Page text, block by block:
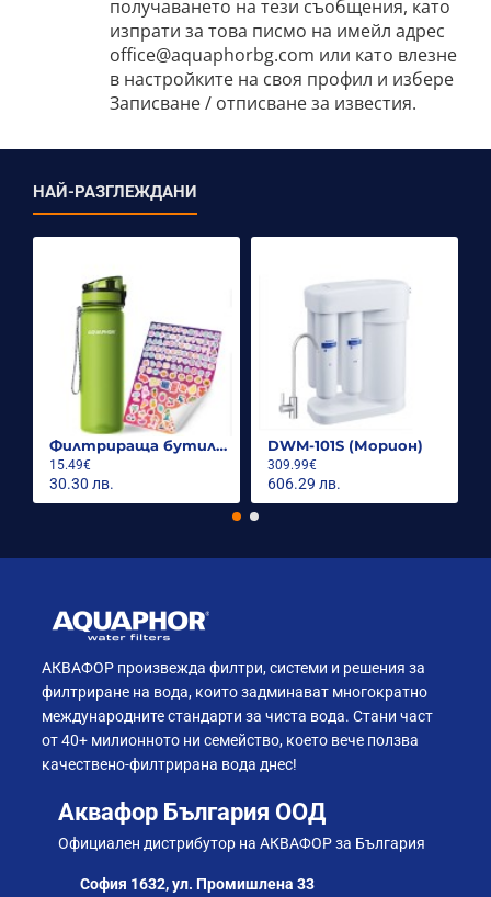
получаването на тези съобщения, като
изпрати за това писмо на имейл адрес
office@aquaphorbg.com или като влезне
в настройките на своя профил и избере
Записване / отписване за известия.
НАЙ-РАЗГЛЕЖДАНИ
Филтрираща бутилка City 500ml.
15.49€
30.30 лв.
DWM-101S (Морион)
309.99€
606.29 лв.
АКВАФОР произвежда филтри, системи и решения за
филтриране на вода, които задминават многократно
международните стандарти за чиста вода. Стани част
от 40+ милионното ни семейство, което вече ползва
качествено-филтрирана вода днес!
Аквафор България ООД
Официален дистрибутор на АКВАФОР за България
София 1632, ул. Промишлена 33